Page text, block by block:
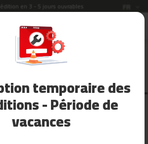
temporaire des
- Période de
vacances
en 3 - 5 jours ouvrables
velos elliptiques BELI-120
pièces de
pour BELI-
120